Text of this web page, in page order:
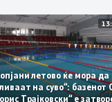
Скопјани летово ќе
„пливаат на суво“:
„Борис Трајковски“ е